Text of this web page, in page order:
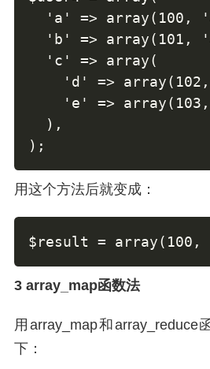
'a' => array(100,
'b' => array(101,
'c' => array(
'd' =>
'e' =>
),
);
用这个方法后就变成：
$result =
3 array_map函数法
用array_map和array_reduce
下：